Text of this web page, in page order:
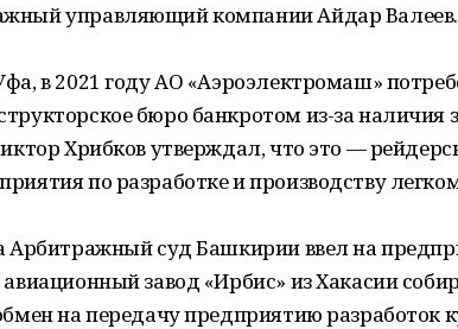
управляющий компании Айдар Валеев.
в 2021 году АО «Аэроэлектромаш»
бюро банкротом из-за наличия
Хрибков утверждал, что это —
по разработке и производству
Арбитражный суд Башкирии ввел на
завод «Ирбис» из Хакасии
на передачу предприятию разработок